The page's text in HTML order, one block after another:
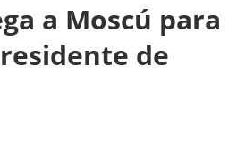
a Moscú para
de